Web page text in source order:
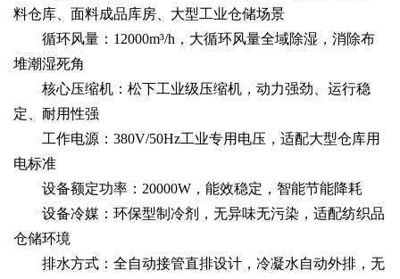
料仓库、面料成品库房、大型工业仓储场景
循环风量：12000m³/h，大循环风量全域除湿，消除布
堆潮湿死角
核心压缩机：松下工业级压缩机，动力强劲、运行稳
定、耐用性强
工作电源：380V/50Hz工业专用电压，适配大型仓库用
电标准
设备额定功率：20000W，能效稳定，智能节能降耗
设备冷媒：环保型制冷剂，无异味无污染，适配纺织品
仓储环境
排水方式：全自动接管直排设计，冷凝水自动外排，无